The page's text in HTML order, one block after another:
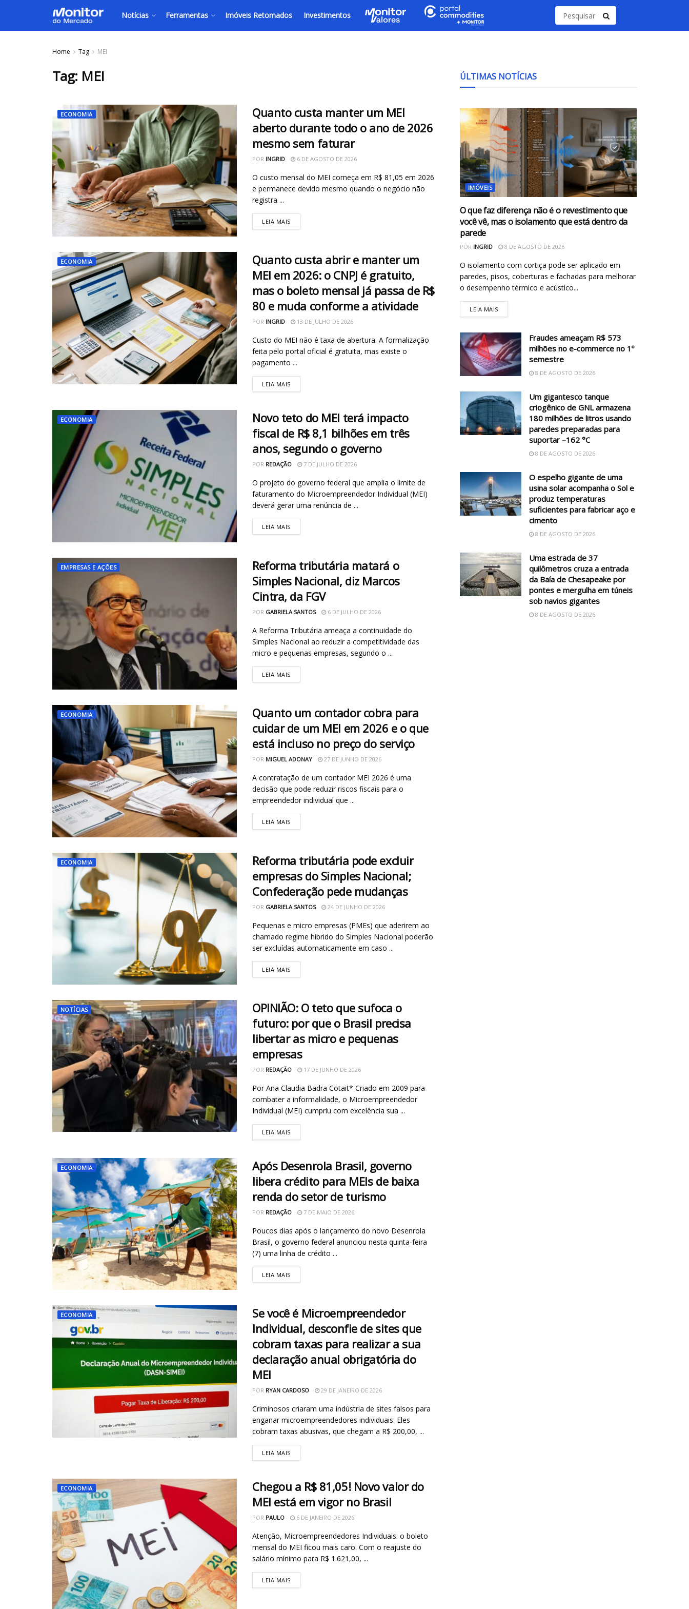
Notícias Ferramentas Imóveis Retomados Investimentos
Home Tag MEI
Tag: MEI
ECONOMIA
Quanto custa manter um MEI
aberto durante todo o ano de 2026
mesmo sem faturar
POR INGRID 6 DE AGOSTO DE 2026
O custo mensal do MEI começa em R$ 81,05 em 2026
e permanece devido mesmo quando o negócio não
registra ...
LEIA MAIS
ECONOMIA
Quanto custa abrir e manter um
MEI em 2026: o CNPJ é gratuito,
mas o boleto mensal já passa de R$
80 e muda conforme a atividade
POR INGRID 13 DE JULHO DE 2026
Custo do MEI não é taxa de abertura. A formalização
feita pelo portal oficial é gratuita, mas existe o
pagamento ...
LEIA MAIS
ECONOMIA
Novo teto do MEI terá impacto
fiscal de R$ 8,1 bilhões em três
anos, segundo o governo
POR REDAÇÃO 7 DE JULHO DE 2026
O projeto do governo federal que amplia o limite de
faturamento do Microempreendedor Individual (MEI)
deverá gerar uma renúncia de ...
LEIA MAIS
EMPRESAS E AÇÕES
Reforma tributária matará o
Simples Nacional, diz Marcos
Cintra, da FGV
POR GABRIELA SANTOS 6 DE JULHO DE 2026
A Reforma Tributária ameaça a continuidade do
Simples Nacional ao reduzir a competitividade das
micro e pequenas empresas, segundo o ...
LEIA MAIS
ECONOMIA
Quanto um contador cobra para
cuidar de um MEI em 2026 e o que
está incluso no preço do serviço
POR MIGUEL ADONAY 27 DE JUNHO DE 2026
A contratação de um contador MEI 2026 é uma
decisão que pode reduzir riscos fiscais para o
empreendedor individual que ...
LEIA MAIS
ECONOMIA
Reforma tributária pode excluir
empresas do Simples Nacional;
Confederação pede mudanças
POR GABRIELA SANTOS 24 DE JUNHO DE 2026
Pequenas e micro empresas (PMEs) que aderirem ao
chamado regime híbrido do Simples Nacional poderão
ser excluídas automaticamente em caso ...
LEIA MAIS
NOTÍCIAS
OPINIÃO: O teto que sufoca o
futuro: por que o Brasil precisa
libertar as micro e pequenas
empresas
POR REDAÇÃO 17 DE JUNHO DE 2026
Por Ana Claudia Badra Cotait* Criado em 2009 para
combater a informalidade, o Microempreendedor
Individual (MEI) cumpriu com excelência sua ...
LEIA MAIS
ECONOMIA
Após Desenrola Brasil, governo
libera crédito para MEIs de baixa
renda do setor de turismo
POR REDAÇÃO 7 DE MAIO DE 2026
Poucos dias após o lançamento do novo Desenrola
Brasil, o governo federal anunciou nesta quinta-feira
(7) uma linha de crédito ...
LEIA MAIS
ECONOMIA
Se você é Microempreendedor
Individual, desconfie de sites que
cobram taxas para realizar a sua
declaração anual obrigatória do
MEI
POR RYAN CARDOSO 29 DE JANEIRO DE 2026
Criminosos criaram uma indústria de sites falsos para
enganar microempreendedores individuais. Eles
cobram taxas abusivas, que chegam a R$ 200,00, ...
LEIA MAIS
ECONOMIA
Chegou a R$ 81,05! Novo valor do
MEI está em vigor no Brasil
POR PAULO 6 DE JANEIRO DE 2026
Atenção, Microempreendedores Individuais: o boleto
mensal do MEI ficou mais caro. Com o reajuste do
salário mínimo para R$ 1.621,00, ...
LEIA MAIS
ÚLTIMAS NOTÍCIAS
IMÓVEIS
O que faz diferença não é o revestimento que
você vê, mas o isolamento que está dentro da
parede
POR INGRID 8 DE AGOSTO DE 2026
O isolamento com cortiça pode ser aplicado em
paredes, pisos, coberturas e fachadas para melhorar
o desempenho térmico e acústico...
LEIA MAIS
Fraudes ameaçam R$ 573
milhões no e-commerce no 1º
semestre
8 DE AGOSTO DE 2026
Um gigantesco tanque
criogênico de GNL armazena
180 milhões de litros usando
paredes preparadas para
suportar –162 °C
8 DE AGOSTO DE 2026
O espelho gigante de uma
usina solar acompanha o Sol e
produz temperaturas
suficientes para fabricar aço e
cimento
8 DE AGOSTO DE 2026
Uma estrada de 37
quilômetros cruza a entrada
da Baía de Chesapeake por
pontes e mergulha em túneis
sob navios gigantes
8 DE AGOSTO DE 2026